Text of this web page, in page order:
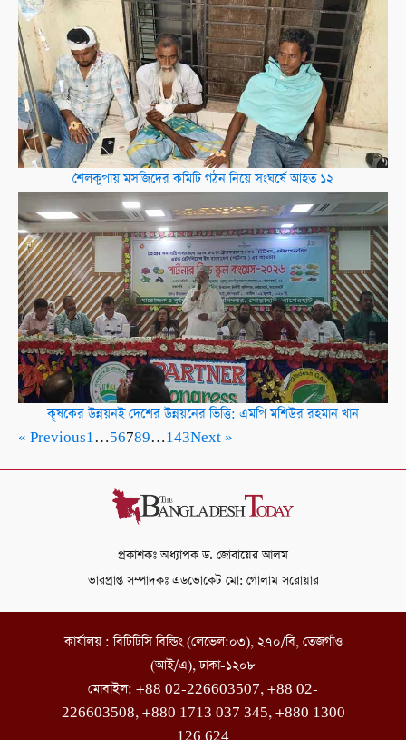
শৈলকুপায় মসজিদের কমিটি গঠন নিয়ে সংঘর্ষে আহত ১২
কৃষকের উন্নয়নই দেশের উন্নয়নের ভিত্তি: এমপি মশিউর রহমান খান
« Previous1…56789…143Next »
প্রকাশকঃ অধ্যাপক ড. জোবায়ের আলম
ভারপ্রাপ্ত সম্পাদকঃ এডভোকেট মো: গোলাম সরোয়ার
কার্যালয় : বিটিটিসি বিল্ডিং (লেভেল:০৩), ২৭০/বি, তেজগাঁও
(আই/এ), ঢাকা-১২০৮
মোবাইল: +88 02-226603507, +88 02-
226603508, +880 1713 037 345, +880 1300
126 624